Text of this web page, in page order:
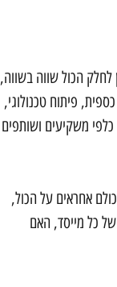
לחלק הכול שווה בשווה,
פיתוח טכנולוגי,
משקיעים ושותפים
אחראים על הכול,
כל מייסד, האם